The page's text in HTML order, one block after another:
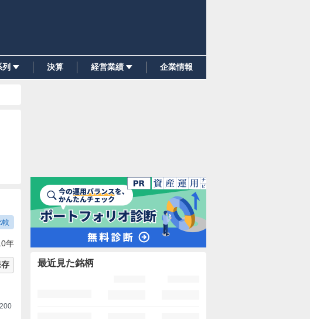
決算 経営業績 企業情報
較
年
最近見た銘柄